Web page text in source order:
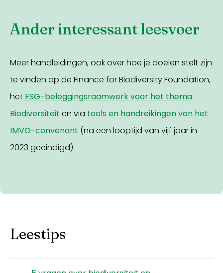
Ander interessant leesvoer
Meer handleidingen, ook over hoe je doelen stelt zijn
te vinden op de Finance for Biodiversity Foundation,
het ESG-beleggingsraamwerk voor het thema
Biodiversiteit en via tools en handreikingen van het
IMVO-convenant (na een looptijd van vijf jaar in
2023 geëindigd).
Leestips